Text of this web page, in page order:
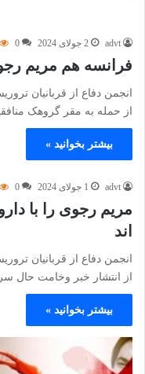
advt 2 جولای 2024 0
فرانسه هم مریم
انجمن دفاع از قربانیان
از حمله به مقر گروهک
بیشتر بخوانید »
advt 1 جولای 2024 0
مریم رجوی را با
اند
انجمن دفاع از قربانیان
از انتشار خبر وخامت حال
بیشتر بخوانید »